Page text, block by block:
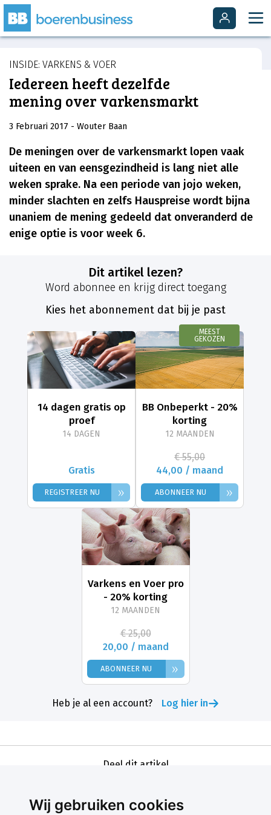
Wij gebruiken cookies
INSIDE: VARKENS & VOER
Iedereen heeft dezelfde
mening over varkensmarkt
3 Februari 2017 - Wouter Baan
De meningen over de varkensmarkt lopen vaak
uiteen en van eensgezindheid is lang niet alle
weken sprake. Na een periode van jojo weken,
minder slachten en zelfs Hauspreise wordt bijna
unaniem de mening gedeeld dat onveranderd de
enige optie is voor week 6.
Dit artikel lezen?
Word abonnee en krijg direct toegang
Kies het abonnement dat bij je past
14 dagen gratis op
proef
14 DAGEN
Gratis
REGISTREER NU »
MEEST
GEKOZEN
BB Onbeperkt - 20%
korting
12 MAANDEN
€ 55,00
44,00 / maand
ABONNEER NU »
Varkens en Voer pro
- 20% korting
12 MAANDEN
€ 25,00
20,00 / maand
ABONNEER NU »
Heb je al een account? Log hier in
Deel dit artikel